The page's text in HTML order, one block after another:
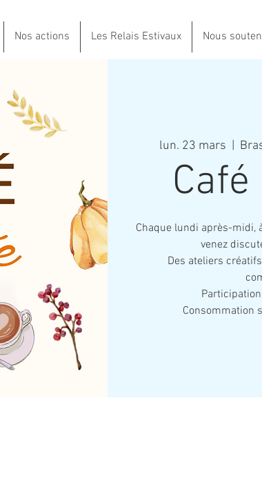
Nos actions Les Relais Estivaux Nous
lun. 23 mars
Chaque lundi après-midi,
venez
Des ateliers
Participation
Consommation